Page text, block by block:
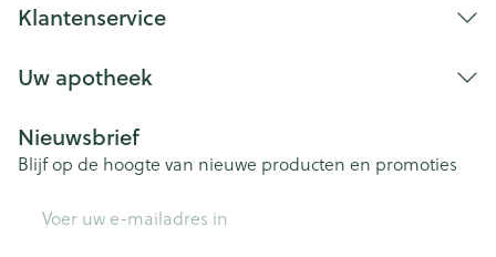
Klantenservice
Uw apotheek
Nieuwsbrief
Blijf op de hoogte van nieuwe producten en promoties